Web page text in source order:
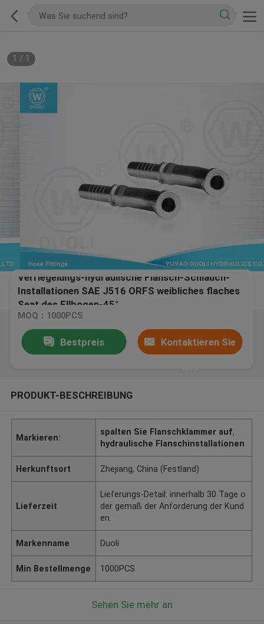
1 / 1
Verriegelungs-hydraulische Flansch-Schlauch-
Installationen SAE J516 ORFS weibliches flaches
Seat des Ellbogen-45°
MOQ：1000PCS
Bestpreis Kontaktieren Sie
PRODUKT-BESCHREIBUNG
Markieren:
spalten Sie Flanschklammer auf,
hydraulische Flanschinstallationen
Herkunftsort Zhejiang, China (Festland)
Lieferzeit
Lieferungs-Detail: innerhalb 30 Tage o
der gemäß der Anforderung der Kund
en.
Markenname Duoli
Min Bestellmenge 1000PCS
Sehen Sie mehr an